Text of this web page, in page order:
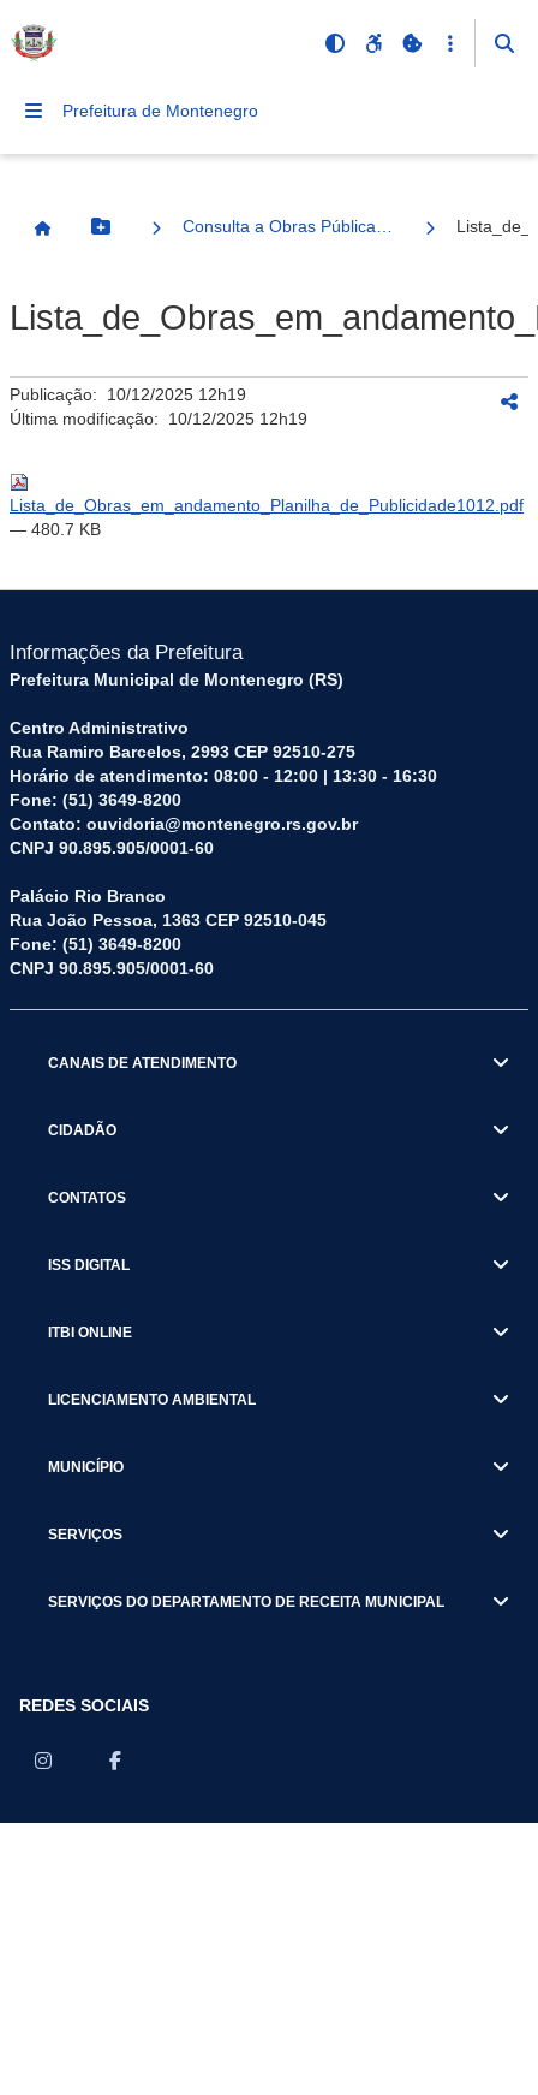
Prefeitura de Montenegro
Página InicialBotão Menu
Publicação: 10/12/2025 12h19
Última modificação: 10/12/2025 12h19
Lista_de_Obras_em_andamento_Planilha_de_Publicidade1012.pdf
— 480.7 KB
Informações da Prefeitura
Prefeitura Municipal de Montenegro (RS)
Centro Administrativo
Rua Ramiro Barcelos, 2993 CEP 92510-275
Horário de atendimento: 08:00 - 12:00 | 13:30 - 16:30
Fone: (51) 3649-8200
Contato: ouvidoria@montenegro.rs.gov.br
CNPJ 90.895.905/0001-60
Palácio Rio Branco
Rua João Pessoa, 1363 CEP 92510-045
Fone: (51) 3649-8200
CNPJ 90.895.905/0001-60
CANAIS DE ATENDIMENTO
CIDADÃO
CONTATOS
ISS DIGITAL
ITBI ONLINE
LICENCIAMENTO AMBIENTAL
MUNICÍPIO
SERVIÇOS
SERVIÇOS DO DEPARTAMENTO DE RECEITA MUNICIPAL
REDES SOCIAIS